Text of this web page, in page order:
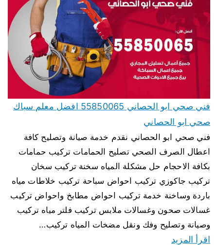
فني صحي ابو الحصاني 55850065 افضل معلم سباك
صحي ابو الحصاني
فني صحي ابو الحصاني نقدم خدمة صيانة وتصليح كافة
اعطال الصرف الصحي تصليح الحمامات تركيب حمامات
بكافة الاحجام حل مشكلة المياه سخنة تركيب سخان
تركيب جاكوزي تركيب احواض سباحة تركيب خلاطات مياه
باردة وساخنة خدمة تركيب احواض مطابخ واحواض تركيب
غسالات صحون وغسالات ملابس تركيب فلتر مياه تركيب
وصيانة وتصليح وفك ونقل مضخات المياه تركيب…
اقرأ المزيد